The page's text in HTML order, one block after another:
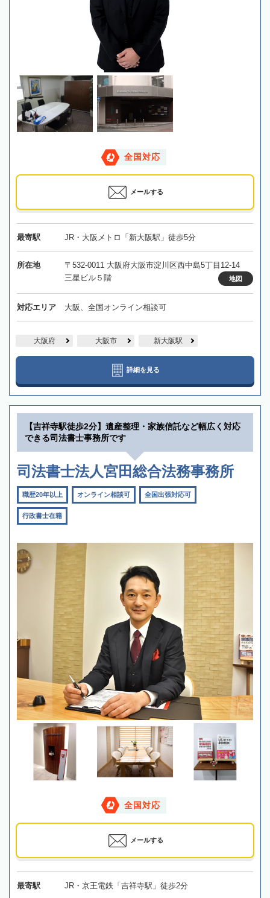
全国対応
メールする
最寄駅 JR・大阪メトロ「新大阪駅」徒歩5分
所在地
〒532-0011 大阪府大阪市淀川区西中島5丁目12-14
三星ビル５階
地図
対応エリア 大阪、全国オンライン相談可
大阪府 大阪市 新大阪駅
詳細を見る
【吉祥寺駅徒歩2分】遺産整理・家族信託など幅広く対応
できる司法書士事務所です
司法書士法人宮田総合法務事務所
職歴20年以上 オンライン相談可 全国出張対応可
行政書士在籍
全国対応
メールする
最寄駅 JR・京王電鉄「吉祥寺駅」徒歩2分